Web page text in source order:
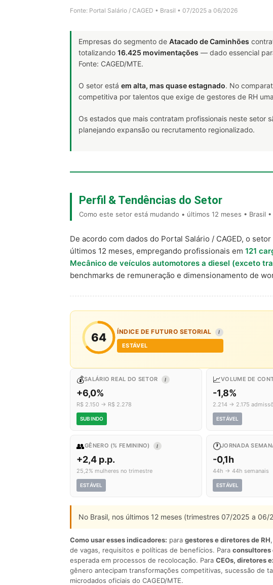
Fonte: Portal Salário / CAGED • Brasil • 07/2025 a 06/2026
Empresas do segmento de Atacado de Caminhões
totalizando 16.425 movimentações — dado essencial
Fonte: CAGED/MTE.
O setor está em alta, mas quase estagnado. No
competitiva por talentos que exige de gestores de RH
Os estados que mais contratam profissionais neste setor
planejando expansão ou recrutamento regionalizado.
Perfil & Tendências do Setor
Como este setor está mudando • últimos 12 meses • Brasil
De acordo com dados do Portal Salário / CAGED, o setor
últimos 12 meses, empregando profissionais em 121
Mecânico de veículos automotores a diesel (exceto
benchmarks de remuneração e dimensionamento de
64 ÍNDICE DE FUTURO SETORIAL I
ESTÁVEL
💰SALÁRIO REAL DO SETOR I
+6,0%
R$ 2.150 → R$ 2.278
SUBINDO
📈VOLUME DE
-1,8%
2.214 → 2.175
ESTÁVEL
👥GÊNERO (% FEMININO) I
+2,4 p.p.
25,2% mulheres no trimestre
ESTÁVEL
🕐JORNADA
-0,1h
44h → 44h semanais
ESTÁVEL
No Brasil, nos últimos 12 meses (trimestres 07/2025 a
Como usar esses indicadores: para gestores e diretores de RH
de vagas, requisitos e políticas de benefícios. Para consultores
esperada em processos de recolocação. Para CEOs, diretores
gênero antecipam transformações competitivas, sucessão de
microdados oficiais do CAGED/MTE.